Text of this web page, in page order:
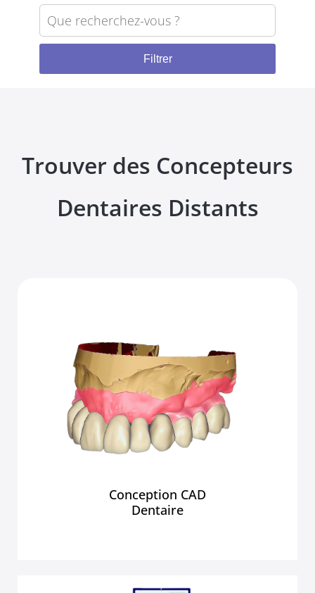
Trouver des Concepteurs
Dentaires Distants
Conception CAD
Dentaire